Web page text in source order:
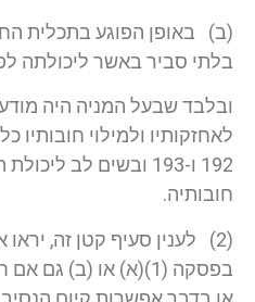
(ב) באופן הפוגע בתכלית
בלתי סביר באשר ליכולתה
ובלבד שבעל המניה היה
לאחזקותיו ולמילוי חובותיו
192 ו-193 ובשים לב
חובותיה.
(2) לענין סעיף קטן זה,
בפסקה (1)(א) או (ב)